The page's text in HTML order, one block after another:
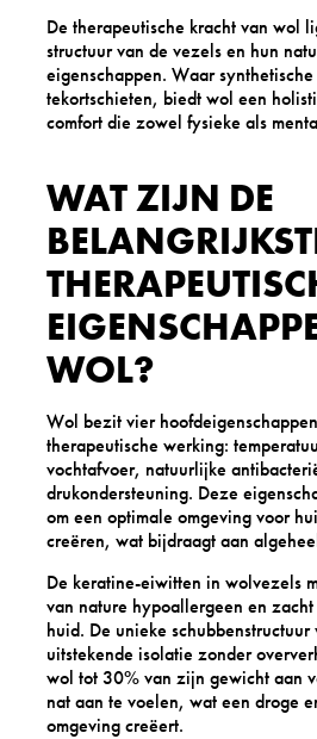
De therapeutische kracht van wol
structuur van de vezels en hun
eigenschappen. Waar
tekortschieten, biedt wol een
comfort die zowel fysieke als
WAT ZIJN DE
WOL?
Wol bezit vier
therapeutische werking:
vochtafvoer, natuurlijke
drukondersteuning. Deze
om een optimale omgeving voor
creëren, wat bijdraagt aan
De keratine-eiwitten in wolvezels
van nature hypoallergeen en
huid. De unieke
uitstekende isolatie zonder
wol tot 30% van zijn gewicht aan
nat aan te voelen, wat een droge
omgeving creëert.